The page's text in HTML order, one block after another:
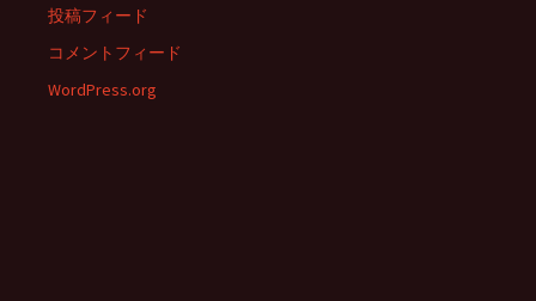
投稿フィード
コメントフィード
WordPress.org